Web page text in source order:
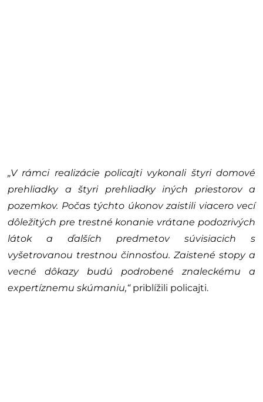
„V rámci realizácie policajti vykonali štyri domové
prehliadky a štyri prehliadky iných priestorov a
pozemkov. Počas týchto úkonov zaistili viacero vecí
dôležitých pre trestné konanie vrátane podozrivých
látok a ďalších predmetov súvisiacich s
vyšetrovanou trestnou činnosťou. Zaistené stopy a
vecné dôkazy budú podrobené znaleckému a
expertíznemu skúmaniu,“priblížili policajti.